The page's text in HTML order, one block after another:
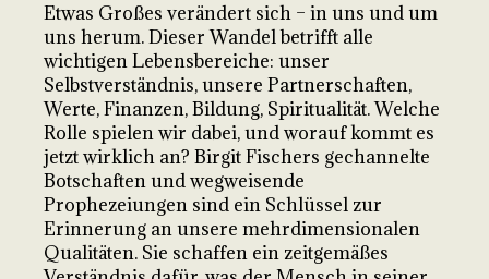
Etwas Großes verändert sich – in uns und um
uns herum. Dieser Wandel betrifft alle
wichtigen Lebensbereiche: unser
Selbstverständnis, unsere Partnerschaften,
Werte, Finanzen, Bildung, Spiritualität. Welche
Rolle spielen wir dabei, und worauf kommt es
jetzt wirklich an? Birgit Fischers gechannelte
Botschaften und wegweisende
Prophezeiungen sind ein Schlüssel zur
Erinnerung an unsere mehrdimensionalen
Qualitäten. Sie schaffen ein zeitgemäßes